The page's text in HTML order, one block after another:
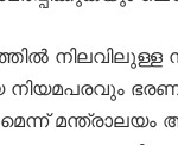
നിലവിലുള്ള
മന്ത്രാലയം